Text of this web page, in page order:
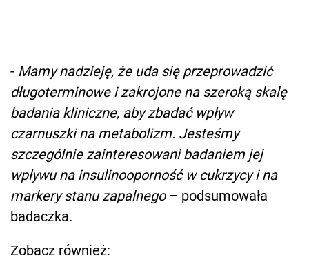
- Mamy nadzieję, że uda się przeprowadzić
długoterminowe i zakrojone na szeroką skalę
badania kliniczne, aby zbadać wpływ
czarnuszki na metabolizm. Jesteśmy
szczególnie zainteresowani badaniem jej
wpływu na insulinooporność w cukrzycy i na
markery stanu zapalnego – podsumowała
badaczka.
Zobacz również: